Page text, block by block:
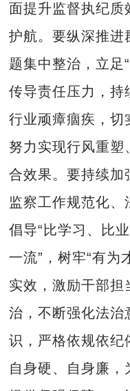
面提升监督执纪质
护航。要纵深推进
题集中整治，立足
传导责任压力，持
行业顽瘴痼疾，切
努力实现行风重塑
合效果。要持续加
监察工作规范化、
倡导“比学习、比
一流”，树牢“有为
实效，激励干部担
治，不断强化法治
识，严格依规依纪
自身硬、自身廉，